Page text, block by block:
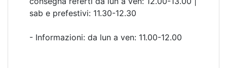
sab e prefestivi: 11.30-12.30
- Informazioni: da lun a ven: 11.00-12.00